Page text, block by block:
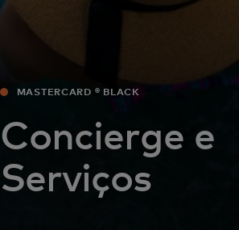
MASTERCARD ® BLACK‎
Concierge e
Serviços